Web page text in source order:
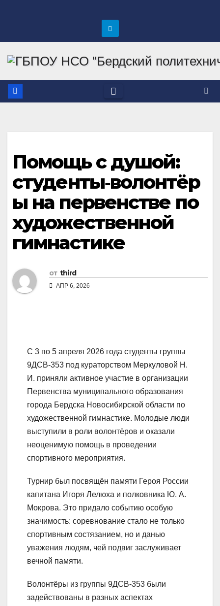
Помощь с душой:
студенты‑волонтёр
ы на первенстве по
художественной
гимнастике
от third
АПР 6, 2026
С 3 по 5 апреля 2026 года студенты группы
9ДСВ‑353 под кураторством Меркуловой Н.
И. приняли активное участие в организации
Первенства муниципального образования
города Бердска Новосибирской области по
художественной гимнастике. Молодые люди
выступили в роли волонтёров и оказали
неоценимую помощь в проведении
спортивного мероприятия.
Турнир был посвящён памяти Героя России
капитана Игоря Лелюха и полковника Ю. А.
Мокрова. Это придало событию особую
значимость: соревнование стало не только
спортивным состязанием, но и данью
уважения людям, чей подвиг заслуживает
вечной памяти.
Волонтёры из группы 9ДСВ‑353 были
задействованы в разных аспектах